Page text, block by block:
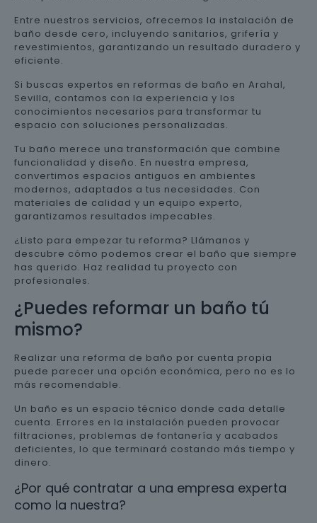
Entre nuestros servicios, ofrecemos la instalación de
baño desde cero, incluyendo sanitarios, grifería y
revestimientos, garantizando un resultado duradero y
eficiente.
Si buscas expertos en reformas de baño en Arahal,
Sevilla, contamos con la experiencia y los
conocimientos necesarios para transformar tu
espacio con soluciones personalizadas.
Tu baño merece una transformación que combine
funcionalidad y diseño. En nuestra empresa,
convertimos espacios antiguos en ambientes
modernos, adaptados a tus necesidades. Con
materiales de calidad y un equipo experto,
garantizamos resultados impecables.
¿Listo para empezar tu reforma? Llámanos y
descubre cómo podemos crear el baño que siempre
has querido. Haz realidad tu proyecto con
profesionales.
¿Puedes reformar un baño tú
mismo?
Realizar una reforma de baño por cuenta propia
puede parecer una opción económica, pero no es lo
más recomendable.
Un baño es un espacio técnico donde cada detalle
cuenta. Errores en la instalación pueden provocar
filtraciones, problemas de fontanería y acabados
deficientes, lo que terminará costando más tiempo y
dinero.
¿Por qué contratar a una empresa experta
como la nuestra?